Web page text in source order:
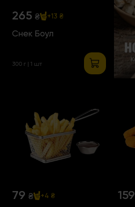
265 ₴ +13 ₴
Снек Боул
300 г | 1 шт
79 ₴ +4 ₴ 159